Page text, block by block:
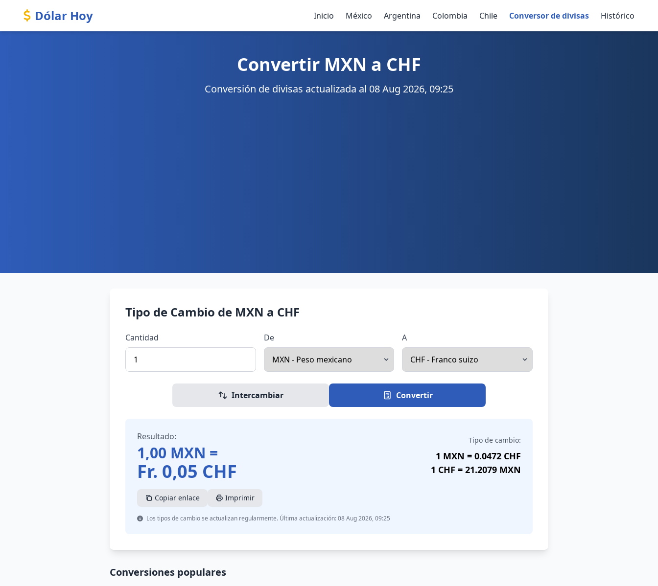
Dólar Hoy Inicio México Argentina Colombia Chile Conversor de divisas Histórico
Convertir MXN a CHF
Conversión de divisas actualizada al 08 Aug 2026, 09:25
Tipo de Cambio de MXN a CHF
Cantidad De A
Intercambiar Convertir
Resultado:
1,00 MXN =
Fr. 0,05 CHF
Tipo de cambio:
1 MXN = 0.0472 CHF
1 CHF = 21.2079 MXN
Copiar enlace Imprimir
Los tipos de cambio se actualizan regularmente. Última actualización: 08 Aug 2026, 09:25
Conversiones populares